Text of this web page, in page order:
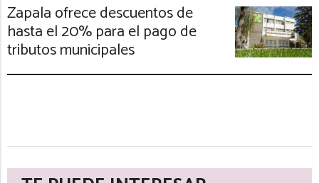
Zapala ofrece descuentos de
hasta el 20% para el pago de
tributos municipales